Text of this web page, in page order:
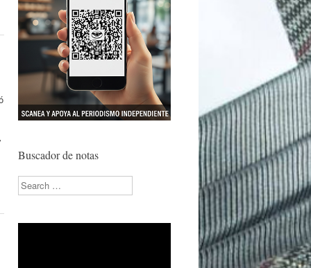
Buscador de notas
Search